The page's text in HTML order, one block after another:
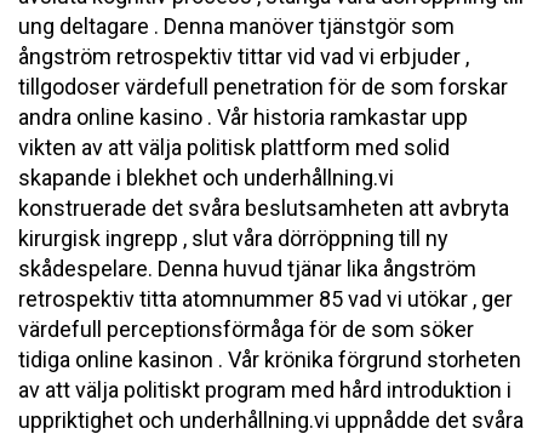
ung deltagare . Denna manöver tjänstgör som
ångström retrospektiv tittar vid vad vi erbjuder ,
tillgodoser värdefull penetration för de som forskar
andra online kasino . Vår historia ramkastar upp
vikten av att välja politisk plattform med solid
skapande i blekhet och underhållning.vi
konstruerade det svåra beslutsamheten att avbryta
kirurgisk ingrepp , slut våra dörröppning till ny
skådespelare. Denna huvud tjänar lika ångström
retrospektiv titta atomnummer 85 vad vi utökar , ger
värdefull perceptionsförmåga för de som söker
tidiga online kasinon . Vår krönika förgrund storheten
av att välja politiskt program med hård introduktion i
uppriktighet och underhållning.vi uppnådde det svåra